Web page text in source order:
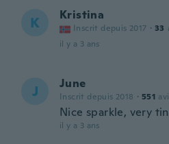
K Kristina
Inscrit depuis 2017 · 33
il y a 3 ans
J June
Inscrit depuis 2018 · 551
Nice sparkle, very
il y a 3 ans